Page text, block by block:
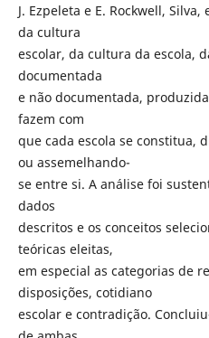
J. Ezpeleta e E. Rockwell,
da cultura
escolar, da cultura da escola,
documentada
e não documentada,
fazem com
que cada escola se constitua,
ou assemelhando-
se entre si. A análise foi
dados
descritos e os conceitos
teóricas eleitas,
em especial as categorias de
disposições, cotidiano
escolar e contradição.